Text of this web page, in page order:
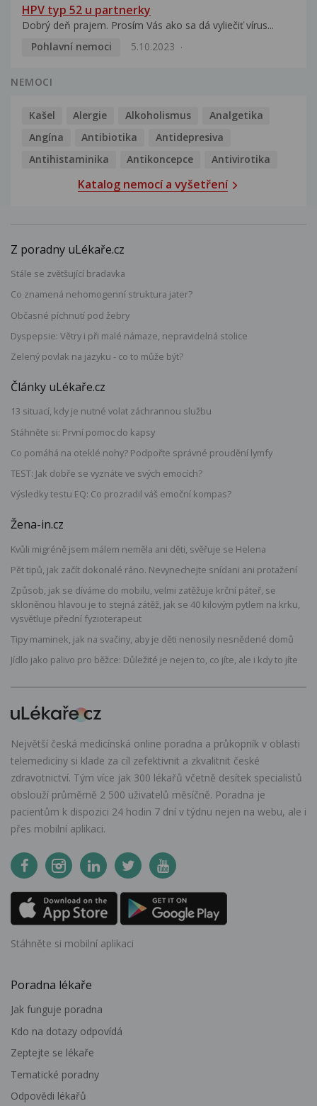
HPV typ 52 u partnerky
Dobrý deň prajem. Prosím Vás ako sa dá vyliečiť vírus...
Pohlavní nemoci
5.10.2023
NEMOCI
Kašel Alergie Alkoholismus
Analgetika
Angína
Antibiotika
Antidepresiva
Antihistaminika
Antikoncepce Antivirotika
Katalog nemocí a vyšetření
Z poradny uLékaře.cz
Stále se zvětšující bradavka
Co znamená nehomogenní struktura jater?
Občasné píchnutí pod žebry
Dyspepsie: Větry i při malé námaze, nepravidelná stolice
Zelený povlak na jazyku - co to může být?
Články uLékaře.cz
13 situací, kdy je nutné volat záchrannou službu
Stáhněte si: První pomoc do kapsy
Co pomáhá na oteklé nohy? Podpořte správné proudění lymfy
TEST: Jak dobře se vyznáte ve svých emocích?
Výsledky testu EQ: Co prozradil váš emoční kompas?
Žena-in.cz
Kvůli migréně jsem málem neměla ani děti, svěřuje se Helena
Pět tipů, jak začít dokonalé ráno. Nevynechejte snídani ani protažení
Způsob, jak se díváme do mobilu, velmi zatěžuje krční páteř, se
skloněnou hlavou je to stejná zátěž, jak se 40 kilovým pytlem na krku,
vysvětluje přední fyzioterapeut
Tipy maminek, jak na svačiny, aby je děti nenosily nesnědené domů
Jídlo jako palivo pro běžce: Důležité je nejen to, co jíte, ale i kdy to jíte
Největší česká medicínská online poradna a průkopník v oblasti
telemedicíny si klade za cíl zefektivnit a zkvalitnit české
zdravotnictví. Tým více jak 300 lékařů včetně desítek specialistů
obslouží průměrně 2 500 uživatelů měsíčně. Poradna je
pacientům k dispozici 24 hodin 7 dní v týdnu nejen na webu, ale i
přes mobilní aplikaci.
Stáhněte si mobilní aplikaci
Poradna lékaře
Jak funguje poradna
Kdo na dotazy odpovídá
Zeptejte se lékaře
Tematické poradny
Odpovědi lékařů